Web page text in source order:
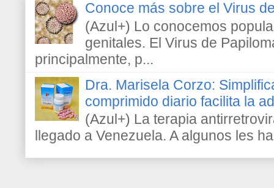
Conoce más sobre el Virus
(Azul+) Lo conocemos
genitales. El Virus de
principalmente, p...
Dra. Marisela Corzo:
comprimido diario facilita la
(Azul+) La terapia
llegado a Venezuela. A algunos les